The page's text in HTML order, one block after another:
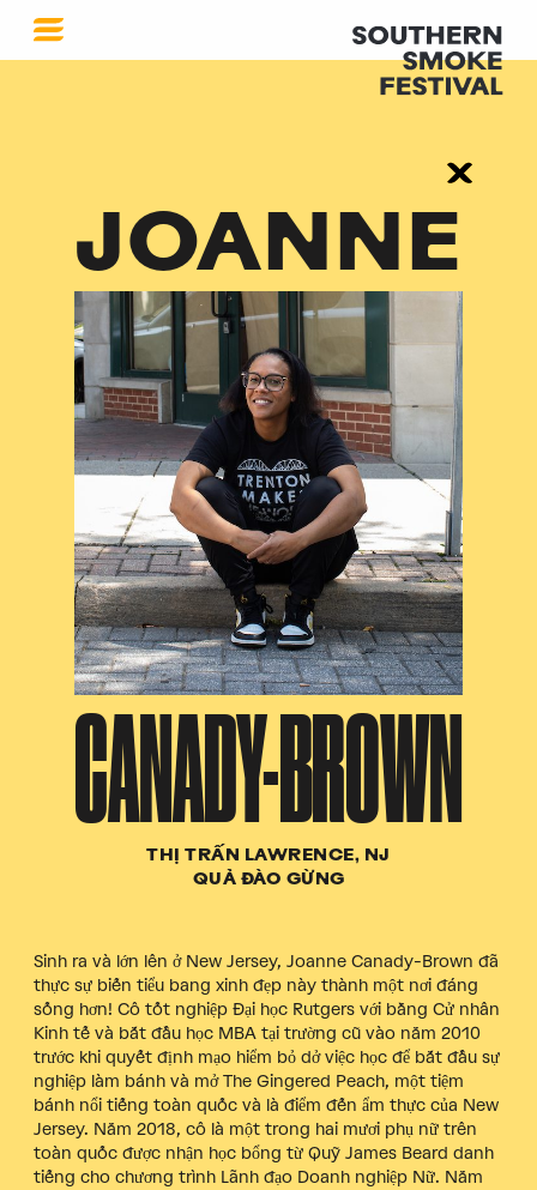
JOANNE
CANADY-BROWN
THỊ TRẤN LAWRENCE, NJ
QUẢ ĐÀO GỪNG
Sinh ra và lớn lên ở New Jersey, Joanne Canady-Brown đã
thực sự biến tiểu bang xinh đẹp này thành một nơi đáng
sống hơn! Cô tốt nghiệp Đại học Rutgers với bằng Cử nhân
Kinh tế và bắt đầu học MBA tại trường cũ vào năm 2010
trước khi quyết định mạo hiểm bỏ dở việc học để bắt đầu sự
nghiệp làm bánh và mở The Gingered Peach, một tiệm
bánh nổi tiếng toàn quốc và là điểm đến ẩm thực của New
Jersey. Năm 2018, cô là một trong hai mươi phụ nữ trên
toàn quốc được nhận học bổng từ Quỹ James Beard danh
tiếng cho chương trình Lãnh đạo Doanh nghiệp Nữ. Năm